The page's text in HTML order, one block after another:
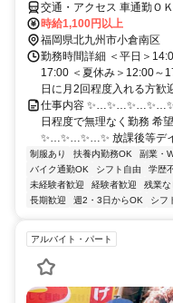
交通・アクセス 車通勤Ｏ
時給1,100円以上
福岡県北九州市小倉南区
勤務時間詳細 ＜平日＞
17:00 ＜夏休み＞12:00
日に月2回程度入れる方歓
仕事内容
日程度で無理なく勤務 希
✨…✨…✨…✨ 放課後等デ
制服あり 扶養内勤務OK 副業・
バイク通勤OK
シフト自由 学歴
未経験者歓迎
経験者歓迎 残業な
長期歓迎
週2・3日からOK シフ
アルバイト・パート